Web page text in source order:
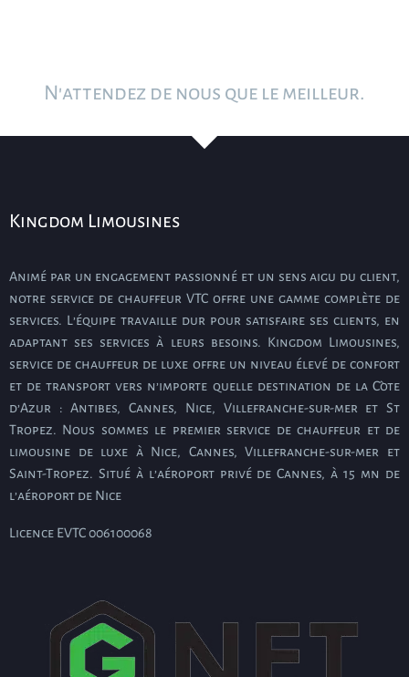
N'attendez de nous que le meilleur.
Kingdom Limousines
Animé par un engagement passionné et un sens aigu du client,
notre service de chauffeur VTC offre une gamme complète de
services. L’équipe travaille dur pour satisfaire ses clients, en
adaptant ses services à leurs besoins. Kingdom Limousines,
service de chauffeur de luxe offre un niveau élevé de confort
et de transport vers n’importe quelle destination de la Côte
d’Azur : Antibes, Cannes, Nice, Villefranche-sur-mer et St
Tropez. Nous sommes le premier service de chauffeur et de
limousine de luxe à Nice, Cannes, Villefranche-sur-mer et
Saint-Tropez. Situé à l’aéroport privé de Cannes, à 15 mn de
l’aéroport de Nice
Licence EVTC 006100068